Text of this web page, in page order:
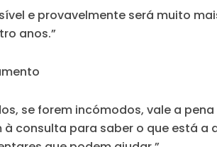
e provavelmente será muito
anos.”
se forem incómodos, vale a
consulta para saber o que está a